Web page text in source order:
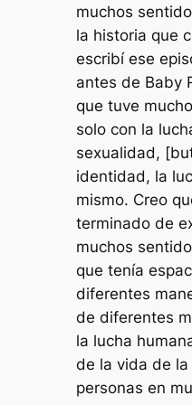
muchos
la historia que
escribí ese
antes de Baby
que tuve
solo con la
sexualidad,
identidad, la
mismo. Creo
terminado de
muchos
que tenía
diferentes
de diferentes
la lucha
de la vida de
personas en